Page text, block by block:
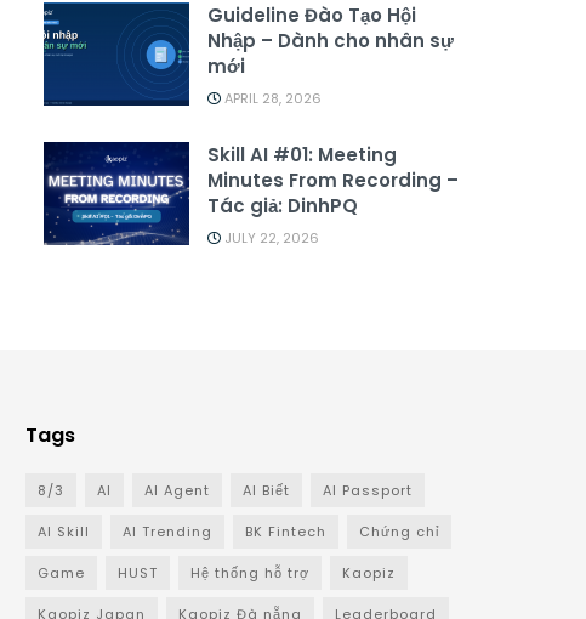
Guideline Đào Tạo Hội
Nhập – Dành cho nhân sự
mới
APRIL 28, 2026
Skill AI #01: Meeting
Minutes From Recording –
Tác giả: DinhPQ
JULY 22, 2026
Tags
8/3 AI AI Agent AI Biết AI Passport
AI Skill AI Trending BK Fintech Chứng chỉ
Game HUST Hệ thống hỗ trợ Kaopiz
Kaopiz Japan Kaopiz Đà nẵng Leaderboard